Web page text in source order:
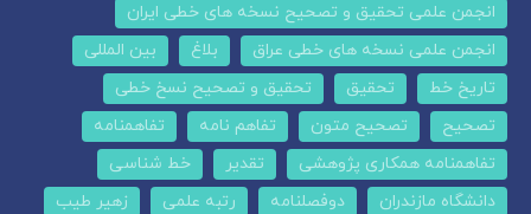
انجمن علمی تحقیق و تصحیح نسخه های خطی ایران
انجمن علمی نسخه های خطی عراق
بلاغ
بین المللی
تاریخ خط
تحقیق
تحقیق و تصحیح نسخ خطی
تصحیح
تصحیح متون تفاهم نامه
تفاهمنامه
تفاهمنامه همکاری پژوهشی
تقدیر
خط شناسی
دانشگاه مازندران
دوفصلنامه رتبه علمی
زهیر طیب